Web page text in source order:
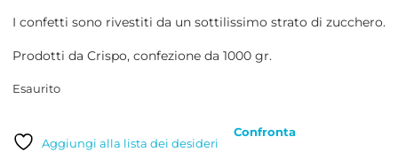
I confetti sono rivestiti da un sottilissimo strato di zucchero.
Prodotti da Crispo, confezione da 1000 gr.
Esaurito
Aggiungi alla lista dei desideri
Confronta